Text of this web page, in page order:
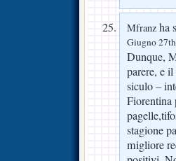
Mfranz ha
Giugno
Dunque,
parere, e
siculo –
Fiorentina
stagione
migliore